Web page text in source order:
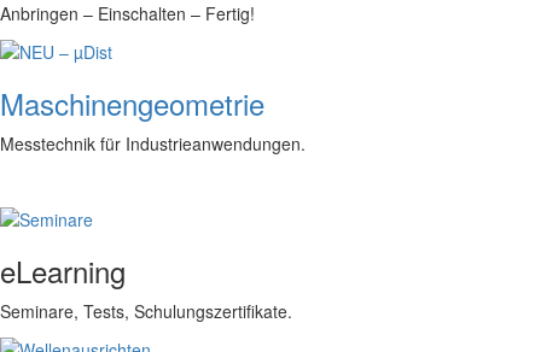
Anbringen – Einschalten – Fertig!
Maschinengeometrie
Messtechnik für Industrieanwendungen.
eLearning
Seminare, Tests, Schulungszertifikate.